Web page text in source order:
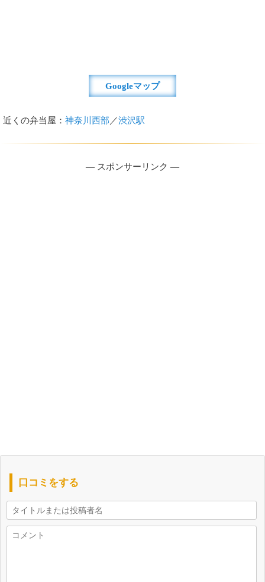
Googleマップ
近くの弁当屋： 神奈川西部 ／渋沢駅
― スポンサーリンク ―
口コミをする